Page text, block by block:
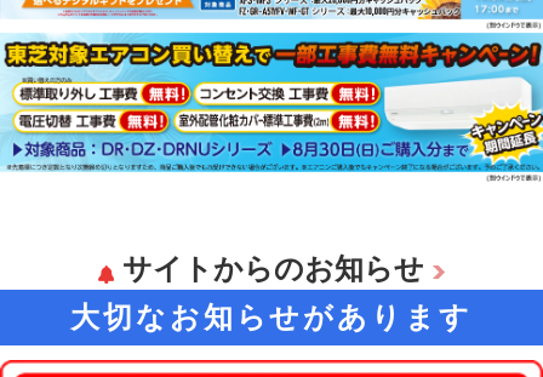
サイトからのお知らせ
大切なお知らせがあります